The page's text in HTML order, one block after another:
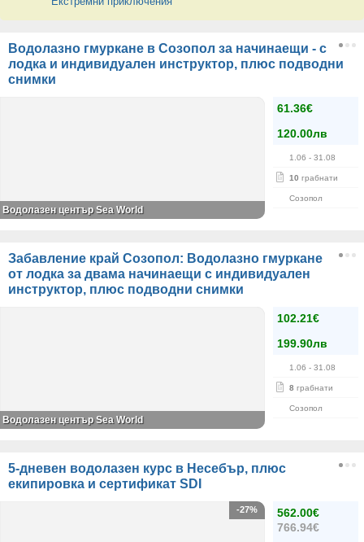
Водолазно гмуркане в Созопол за начинаещи - с
лодка и индивидуален инструктор, плюс подводни
снимки
61.36€
120.00лв
1.06 - 31.08
10 грабнати
Созопол
Водолазен център Sea World
Забавление край Созопол: Водолазно гмуркане
от лодка за двама начинаещи с индивидуален
инструктор, плюс подводни снимки
102.21€
199.90лв
1.06 - 31.08
8 грабнати
Созопол
Водолазен център Sea World
5-дневен водолазен курс в Несебър, плюс
екипировка и сертификат SDI
562.00€
766.94€
-27%